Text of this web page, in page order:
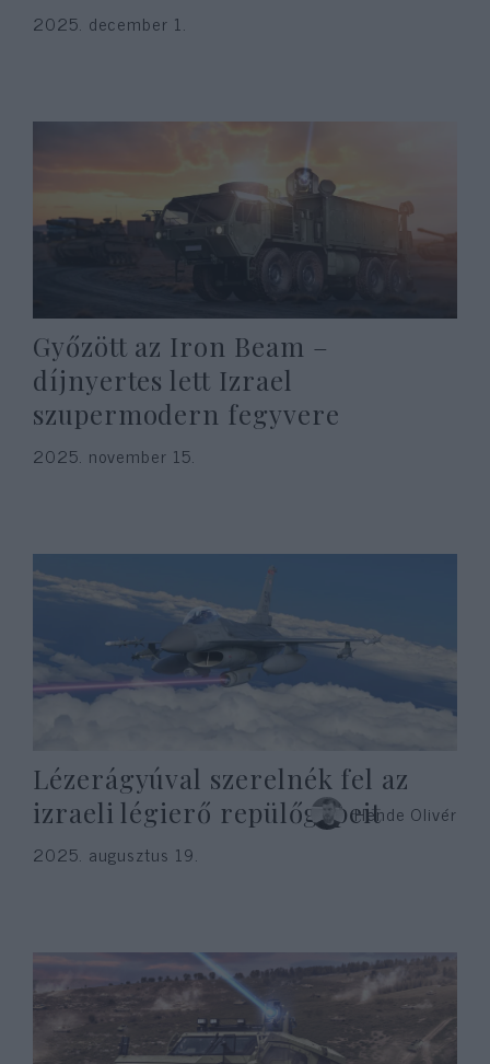
2025. december 1.
Győzött az Iron Beam –
díjnyertes lett Izrael
szupermodern fegyvere
2025. november 15.
Lézerágyúval szerelnék fel az
izraeli légierő repülőgépeitHende Olivér
2025. augusztus 19.